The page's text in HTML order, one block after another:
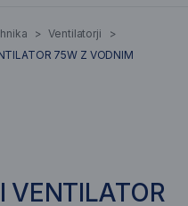
> Ventilatorji
>
75W Z VODNIM
VENTILATOR